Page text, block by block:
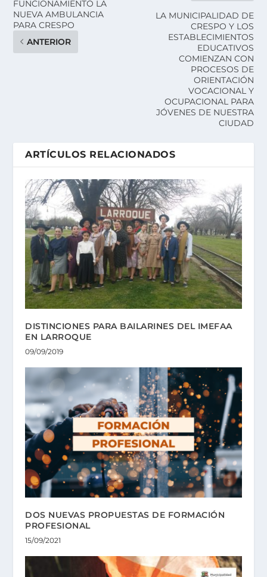
FUNCIONAMIENTO LA
NUEVA AMBULANCIA
PARA CRESPO
ANTERIOR
LA MUNICIPALIDAD DE
CRESPO Y LOS
ESTABLECIMIENTOS
EDUCATIVOS
COMIENZAN CON
PROCESOS DE
ORIENTACIÓN
VOCACIONAL Y
OCUPACIONAL PARA
JÓVENES DE NUESTRA
CIUDAD
ARTÍCULOS RELACIONADOS
DISTINCIONES PARA BAILARINES DEL IMEFAA
EN LARROQUE
09/09/2019
DOS NUEVAS PROPUESTAS DE FORMACIÓN
PROFESIONAL
15/09/2021